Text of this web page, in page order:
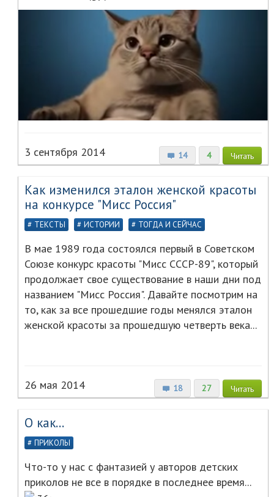
14 4 Читать
3 сентября 2014
Как изменился эталон женской красоты
на конкурсе "Мисс Россия"
ТЕКСТЫ ИСТОРИИ ТОГДА И СЕЙЧАС
В мае 1989 года состоялся первый в Советском
Союзе конкурс красоты "Мисс СССР-89", который
продолжает свое существование в наши дни под
названием "Мисс Россия". Давайте посмотрим на
то, как за все прошедшие годы менялся эталон
женской красоты за прошедшую четверть века...
18 27 Читать
26 мая 2014
О как...
ПРИКОЛЫ
Что-то у нас с фантазией у авторов детских
приколов не все в порядке в последнее время...